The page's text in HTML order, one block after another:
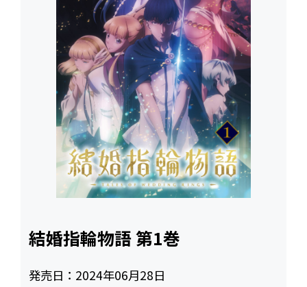
結婚指輪物語 第1巻
発売日： 2024年06月28日